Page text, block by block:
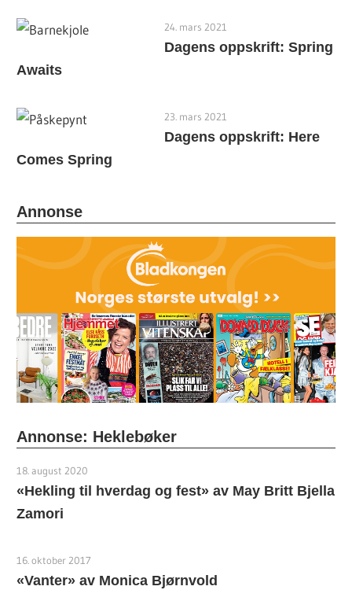
24. mars 2021
Dagens oppskrift: Spring
Awaits
23. mars 2021
Dagens oppskrift: Here
Comes Spring
Annonse
Annonse: Heklebøker
18. august 2020
«Hekling til hverdag og fest» av May Britt Bjella
Zamori
16. oktober 2017
«Vanter» av Monica Bjørnvold